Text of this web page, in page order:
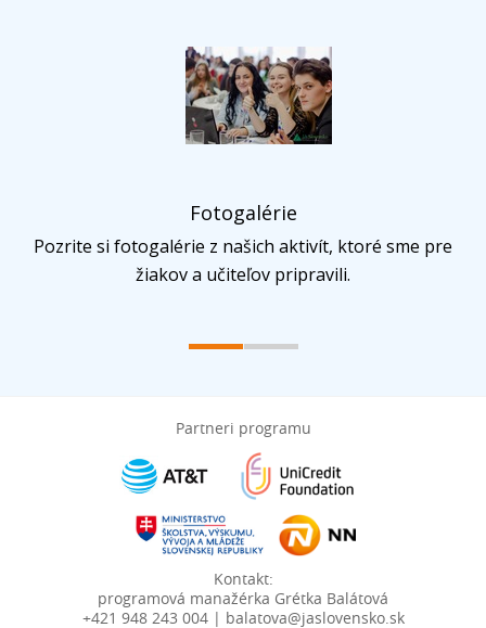
Fotogalérie
Pozrite si fotogalérie z našich aktivít, ktoré sme pre
žiakov a učiteľov pripravili.
Partneri programu
Kontakt:
programová manažérka Grétka Balátová
+421 948 243 004 | balatova@jaslovensko.sk